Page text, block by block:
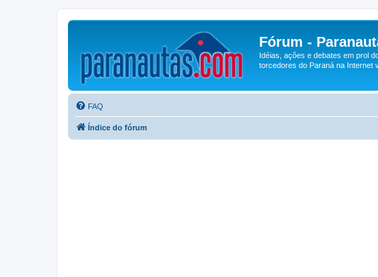
Fórum -
Idéias, ações e debates em prol
torcedores do Paraná na Internet
FAQ
Índice do fórum